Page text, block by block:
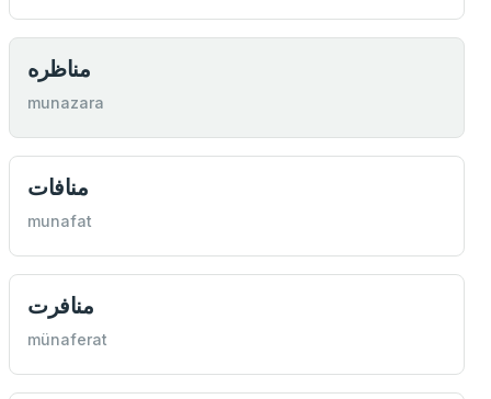
مناظره
munazara
منافات
munafat
منافرت
münaferat